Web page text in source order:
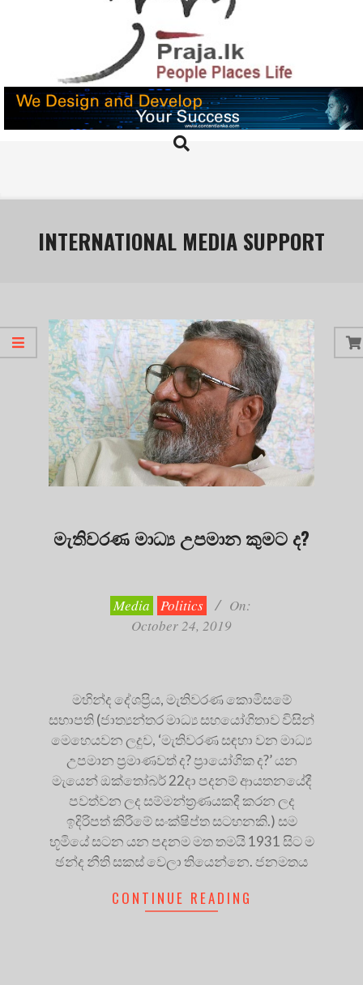
PRAJA.LK
Search
INTERNATIONAL MEDIA SUPPORT
මැතිවරණ මාධ්‍ය උපමාන කුමට ද?
Media Politics
On:
October 24, 2019
මහින්ද දේශප්‍රිය, මැතිවරණ කොමිසමේ
සභාපති (ජාත්‍යන්තර මාධ්‍ය සහයෝගිතාව විසින්
මෙහෙයවන ලදුව, ‘මැතිවරණ සඳහා වන මාධ්‍ය
උපමාන ප්‍රමාණවත් ද? ප්‍රායෝගික ද?’ යන
මැයෙන් ඔක්තෝබර් 22දා පදනම් ආයතනයේදී
පවත්වන ලද සම්මන්ත්‍රණයකදී කරන ලද
ඉදිරිපත් කිරීමේ සංක්ෂිප්ත සටහනකි.) සම
භූමියේ සටන යන පදනම මත තමයි 1931 සිට ම
ඡන්ද නීති සකස් වෙලා තියෙන්නෙ. ජනමතය
CONTINUE READING